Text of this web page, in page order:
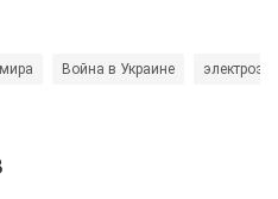
Война в Украине